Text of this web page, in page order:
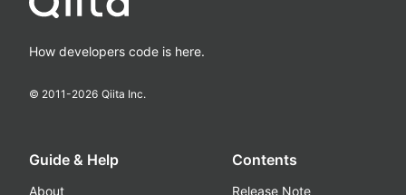
How developers code is here.
© 2011-2026 Qiita Inc.
Guide & Help
About
Contents
Release Note